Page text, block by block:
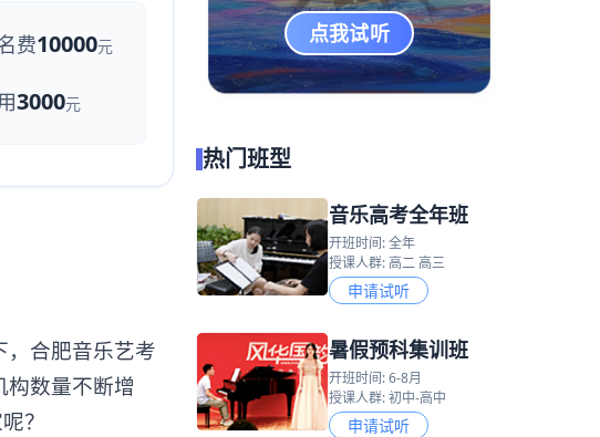
费10000元
3000元
合肥音乐艺考
数量不断增
？
点我试听
热门班型
音乐高考全年班
开班时间: 全年
授课人群: 高二 高三
申请试听
暑假预科集训班
开班时间: 6-8月
授课人群: 初中-高中
申请试听